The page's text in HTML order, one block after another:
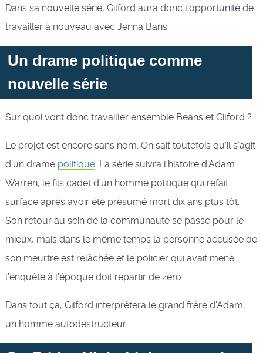
Dans sa nouvelle série, Gilford aura donc l’opportunité de
travailler à nouveau avec Jenna Bans.
Un drame politique comme
nouvelle série
Sur quoi vont donc travailler ensemble Beans et Gilford ?
Le projet est encore sans nom. On sait toutefois qu’il s’agit
d’un drame politique. La série suivra l’histoire d’Adam
Warren, le fils cadet d’un homme politique qui refait
surface après avoir été présumé mort dix ans plus tôt.
Son retour au sein de la communauté se passe pour le
mieux, mais dans le même temps la personne accusée de
son meurtre est relâchée et le policier qui avait mené
l’enquête à l'époque doit repartir de zéro.
Dans tout ça, Gilford interprètera le grand frère d’Adam,
un homme autodestructeur.